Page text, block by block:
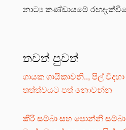
නාට්‍ය කණ්ඩායමේ
තවත් පුවත්
ගායක ගායිකාවනි.., පිල්
තත්ත්වයට පත් නොවන්න
කීරි සම්බා සහ පොන්නි